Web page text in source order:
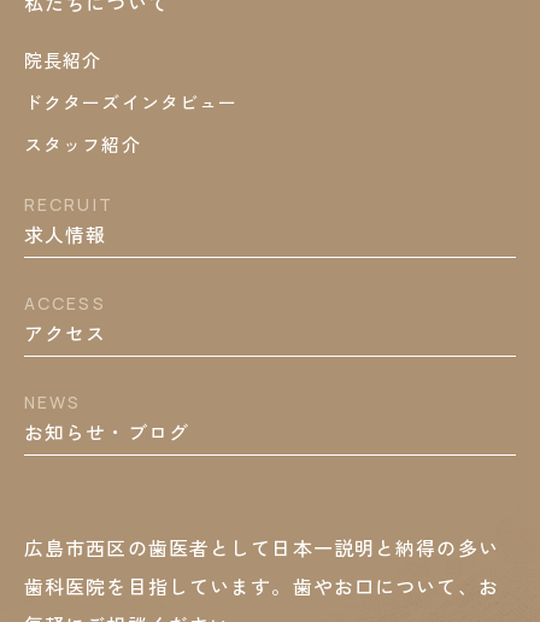
院長紹介
ドクターズインタビュー
スタッフ紹介
RECRUIT
求人情報
ACCESS
アクセス
NEWS
お知らせ・ブログ
広島市西区の歯医者として 日本一説明と納得の多い
歯科医院を目指しています。 歯やお口について、お